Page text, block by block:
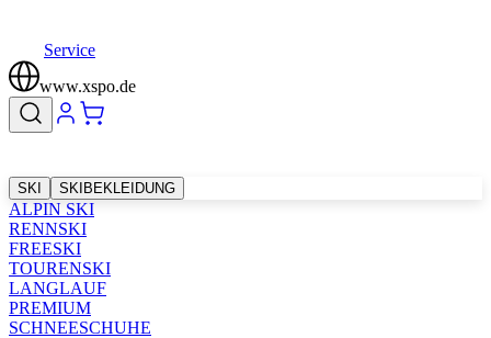
Service
www.xspo.de
SKI SKIBEKLEIDUNG
ALPIN SKI
RENNSKI
FREESKI
TOURENSKI
LANGLAUF
PREMIUM
SCHNEESCHUHE